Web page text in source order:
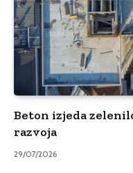
Beton izjeda
razvoja
29/07/2026